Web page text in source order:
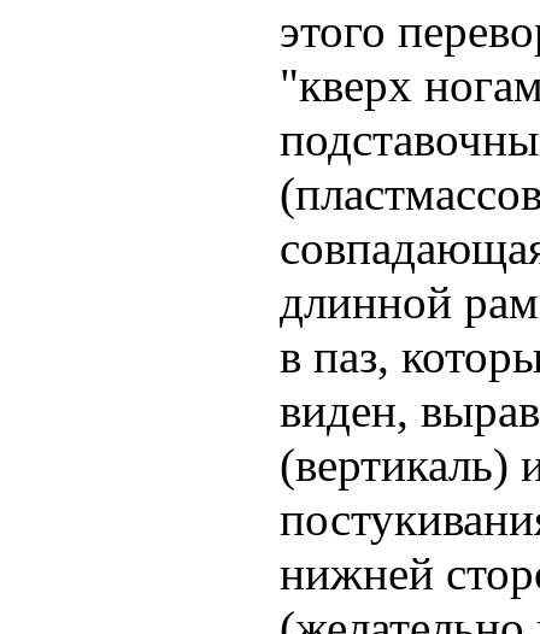
этого
"кверх
длинной
в паз,
виден,
нижней